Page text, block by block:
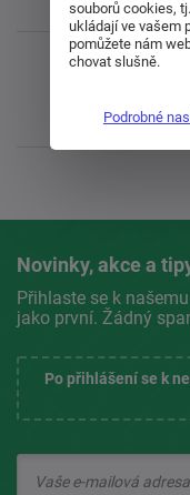
Líbil se
Novinky, akce a
Přihlaste se k
jako první. Žádný
Po přihlášení se k
souborů cookies,
ukládají ve vašem
pomůžete nám
chovat slušně.
Podrobné